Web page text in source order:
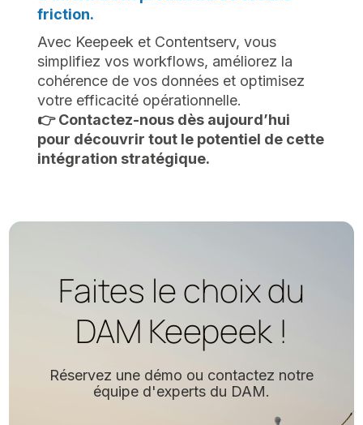
friction.
Avec Keepeek et Contentserv, vous
simplifiez vos workflows, améliorez la
cohérence de vos données et optimisez
votre efficacité opérationnelle.
👉 Contactez-nous dès aujourd’hui
pour découvrir tout le potentiel de cette
intégration stratégique.
Faites le choix du
DAM Keepeek !
Réservez une démo ou contactez notre
équipe d'experts du DAM.